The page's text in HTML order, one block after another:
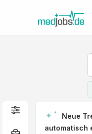
Neue
automatisch